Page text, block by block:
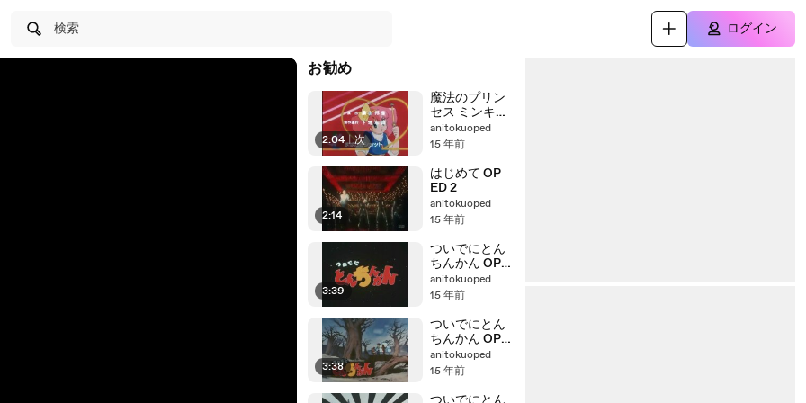
検索 ログイン
お勧め
2:04 | 次
魔法のプリン
セス ミンキー
モモ 後期OP
ED
anitokuoped
15 年前
2:14
はじめて OP
ED 2
anitokuoped
15 年前
3:39
ついでにとん
ちんかん OP
ED 3
anitokuoped
15 年前
3:38
ついでにとん
ちんかん OP
ED 2
anitokuoped
15 年前